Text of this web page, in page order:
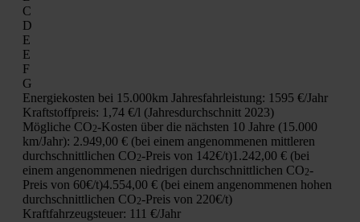
C
D
E
E
F
G
Ener­gie­kos­ten bei 15.000km Jah­res­fahr­leis­tung: 1595 €/Jahr
Kraft­stoff­preis: 1,74 €/l (Jah­res­durch­schnitt 2023)
Mög­li­che CO2-Kos­ten über die nächs­ten 10 Jah­re (15.000
km/Jahr): 2.949,00 € (bei einem ange­nom­me­nen mitt­le­ren
durch­schnitt­li­chen CO2-Preis von 142€/t)1.242,00 € (bei
einem ange­nom­me­nen nied­ri­gen durch­schnitt­li­chen CO2-
Preis von 60€/t)4.554,00 € (bei einem ange­nom­me­nen hohen
durch­schnitt­li­chen CO2-Preis von 220€/t)
Kraft­fahr­zeug­steu­er: 111 €/Jahr